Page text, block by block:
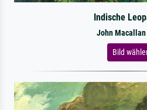
Indische
John Macallan
Bild